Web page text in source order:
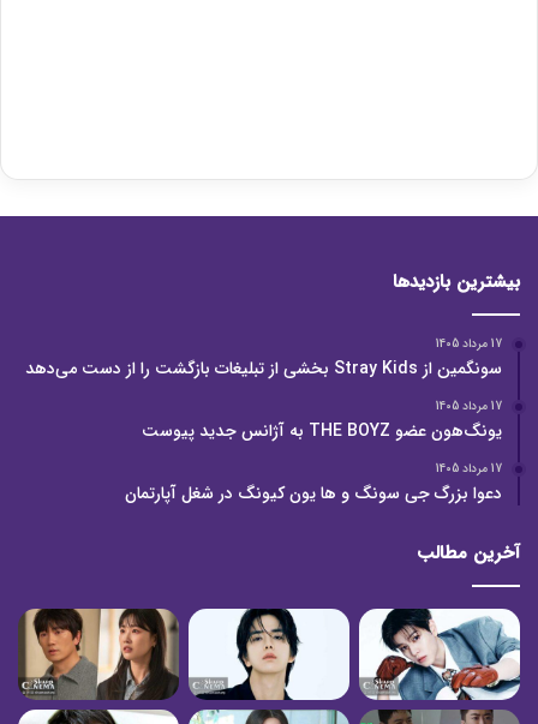
بیشترین بازدیدها
17 مرداد 1405
سونگمین از Stray Kids بخشی از تبلیغات بازگشت را از دست می‌دهد
17 مرداد 1405
یونگ‌هون عضو THE BOYZ به آژانس جدید پیوست
17 مرداد 1405
دعوا بزرگ جی سونگ و ها یون کیونگ در شغل آپارتمان
آخرین مطالب